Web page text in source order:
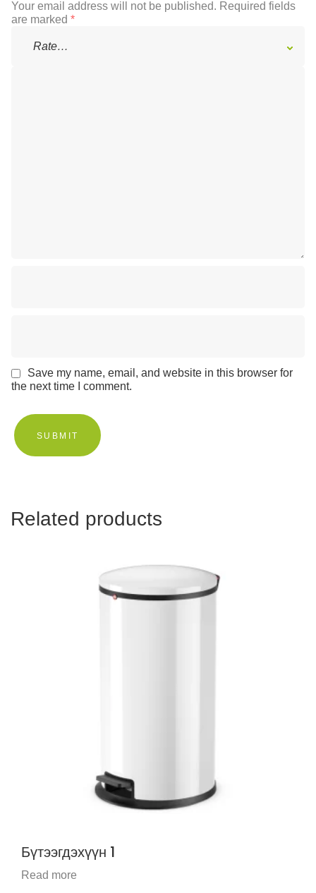
Your email address will not be published. Required fields
are marked *
Save my name, email, and website in this browser for
the next time I comment.
Related products
Бүтээгдэхүүн 1
Read more